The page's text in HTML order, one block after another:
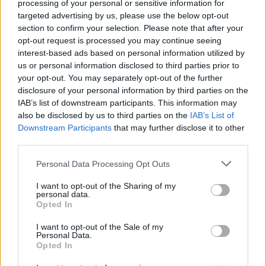
processing of your personal or sensitive information for
targeted advertising by us, please use the below opt-out
section to confirm your selection. Please note that after your
opt-out request is processed you may continue seeing
interest-based ads based on personal information utilized by
us or personal information disclosed to third parties prior to
your opt-out. You may separately opt-out of the further
disclosure of your personal information by third parties on the
IAB’s list of downstream participants. This information may
also be disclosed by us to third parties on the IAB’s List of
Downstream Participants that may further disclose it to other
Personal Data Processing Opt Outs
I want to opt-out of the Sharing of my
personal data.
Opted In
I want to opt-out of the Sale of my
Personal Data.
Opted In